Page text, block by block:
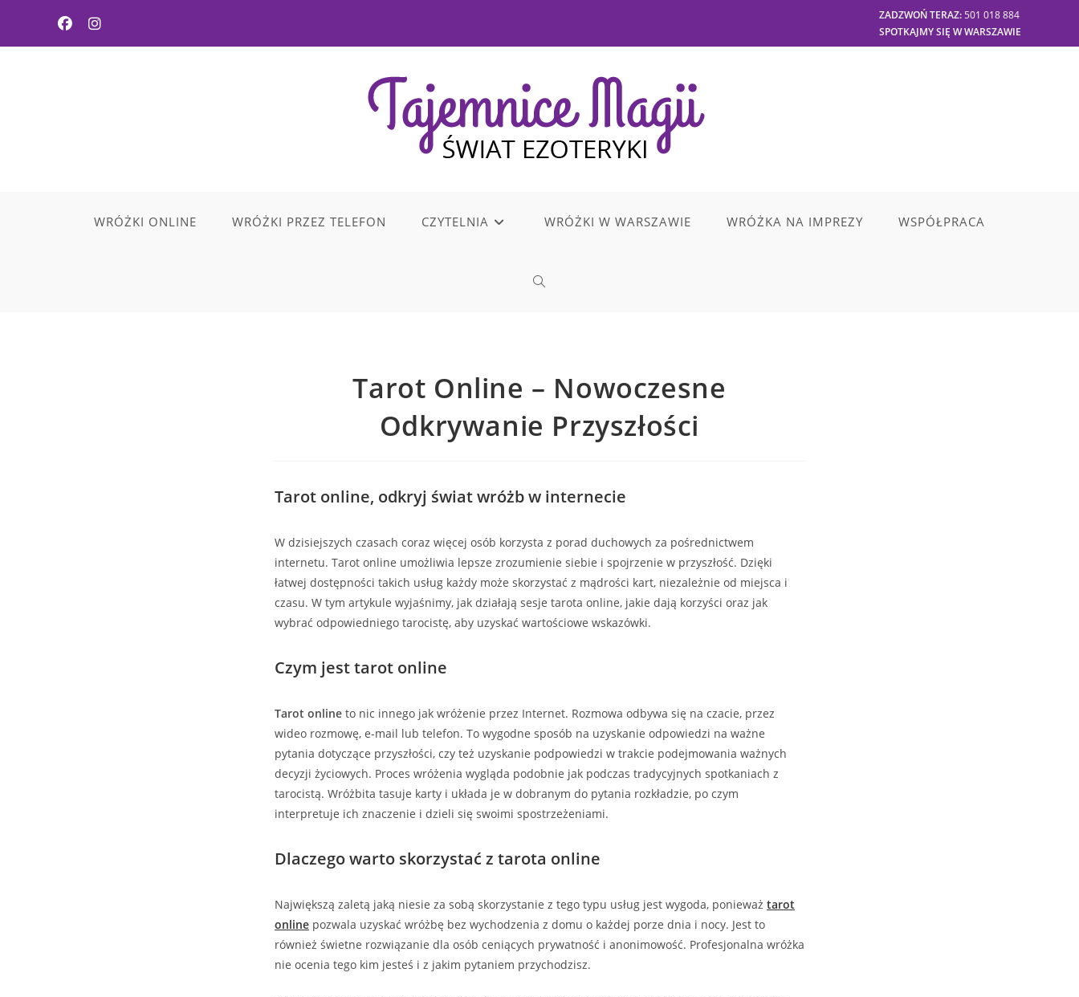
content
ZADZWOŃ TERAZ:501 018 884
SPOTKAJMY SIĘ W WARSZAWIE
WRÓŻKI ONLINE WRÓŻKI PRZEZ TELEFON CZYTELNIA WRÓŻKI W WARSZAWIE WRÓŻKA NA IMPREZY WSPÓŁPRACA
TOGGLE
SEARCH
Tarot Online – Nowoczesne
Odkrywanie Przyszłości
Tarot online, odkryj świat wróżb w internecie
W dzisiejszych czasach coraz więcej osób korzysta z porad duchowych za pośrednictwem
internetu. Tarot online umożliwia lepsze zrozumienie siebie i spojrzenie w przyszłość. Dzięki
łatwej dostępności takich usług każdy może skorzystać z mądrości kart, niezależnie od miejsca i
czasu. W tym artykule wyjaśnimy, jak działają sesje tarota online, jakie dają korzyści oraz jak
wybrać odpowiedniego tarocistę, aby uzyskać wartościowe wskazówki.
Czym jest tarot online
Tarot online to nic innego jak wróżenie przez Internet. Rozmowa odbywa się na czacie, przez
wideo rozmowę, e-mail lub telefon. To wygodne sposób na uzyskanie odpowiedzi na ważne
pytania dotyczące przyszłości, czy też uzyskanie podpowiedzi w trakcie podejmowania ważnych
decyzji życiowych. Proces wróżenia wygląda podobnie jak podczas tradycyjnych spotkaniach z
tarocistą. Wróżbita tasuje karty i układa je w dobranym do pytania rozkładzie, po czym
interpretuje ich znaczenie i dzieli się swoimi spostrzeżeniami.
Dlaczego warto skorzystać z tarota online
Największą zaletą jaką niesie za sobą skorzystanie z tego typu usług jest wygoda, ponieważ tarot
online pozwala uzyskać wróżbę bez wychodzenia z domu o każdej porze dnia i nocy. Jest to
również świetne rozwiązanie dla osób ceniących prywatność i anonimowość. Profesjonalna wróżka
nie ocenia tego kim jesteś i z jakim pytaniem przychodzisz.